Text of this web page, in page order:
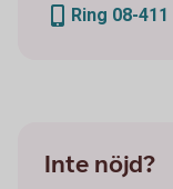
Ring 08-
Inte nöjd?